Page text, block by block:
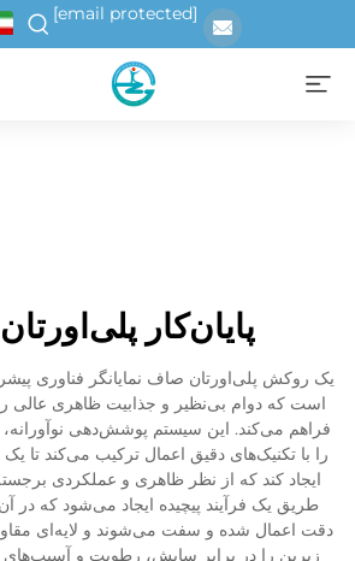
[email protected]
پایان‌کار
یک روکش پلی‌اورتان صاف نمایانگر فناوری
است که دوام بی‌نظیر و جذابیت ظاهری عالی
فراهم می‌کند. این سیستم پوشش‌دهی
را با تکنیک‌های دقیق اعمال ترکیب می‌کند تا
ایجاد کند که از نظر ظاهری و عملکردی
طریق یک فرآیند پیچیده ایجاد می‌شود که در آن
دقت اعمال شده و سفت می‌شوند و لایه‌ای
زیرین را در برابر سایش، رطوبت و